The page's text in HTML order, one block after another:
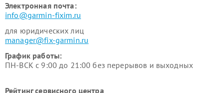
Электронная почта:
info@garmin-fixim.ru
для юридических лиц
manager@fix-garmin.ru
График работы:
ПН-ВСК с 9:00 до 21:00 без перерывов и выходных
Рейтинг сервисного центра